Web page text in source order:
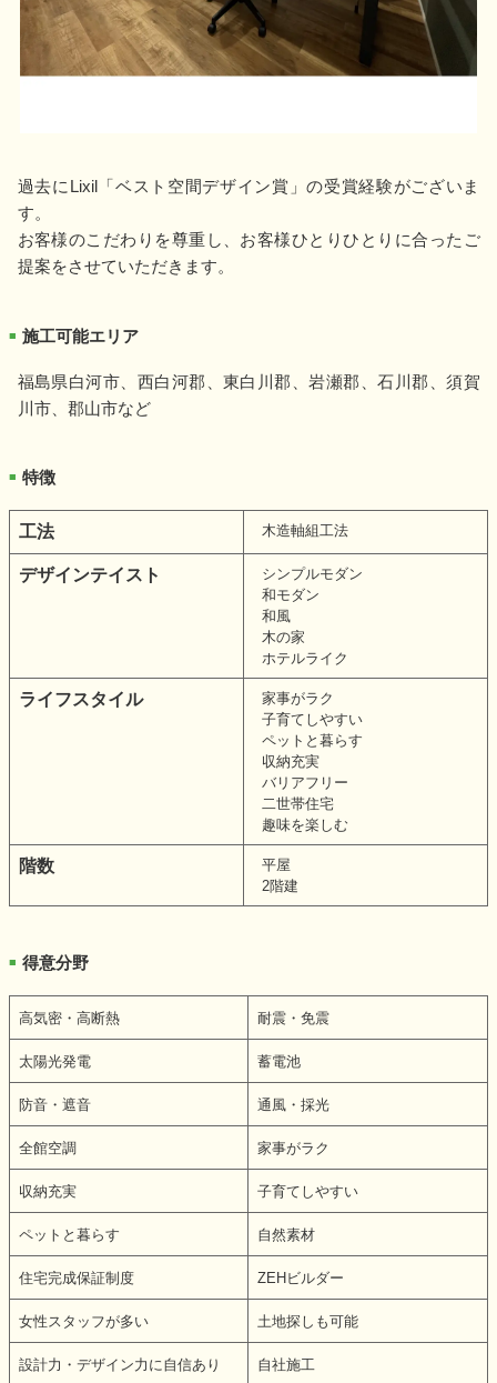
過去にLixil「ベスト空間デザイン賞」の受賞経験がございま
す。
お客様のこだわりを尊重し、お客様ひとりひとりに合ったご
提案をさせていただきます。
■ 施工可能エリア
福島県白河市、西白河郡、東白川郡、岩瀬郡、石川郡、須賀
川市、郡山市など
■ 特徴
工法 木造軸組工法
デザインテイスト
シンプルモダン
和モダン
和風
木の家
ホテルライク
ライフスタイル
家事がラク
子育てしやすい
ペットと暮らす
収納充実
バリアフリー
二世帯住宅
趣味を楽しむ
階数
平屋
2階建
■ 得意分野
高気密・高断熱 耐震・免震
太陽光発電 蓄電池
防音・遮音 通風・採光
全館空調 家事がラク
収納充実 子育てしやすい
ペットと暮らす 自然素材
住宅完成保証制度 ZEHビルダー
女性スタッフが多い 土地探しも可能
設計力・デザイン力に自信あり 自社施工